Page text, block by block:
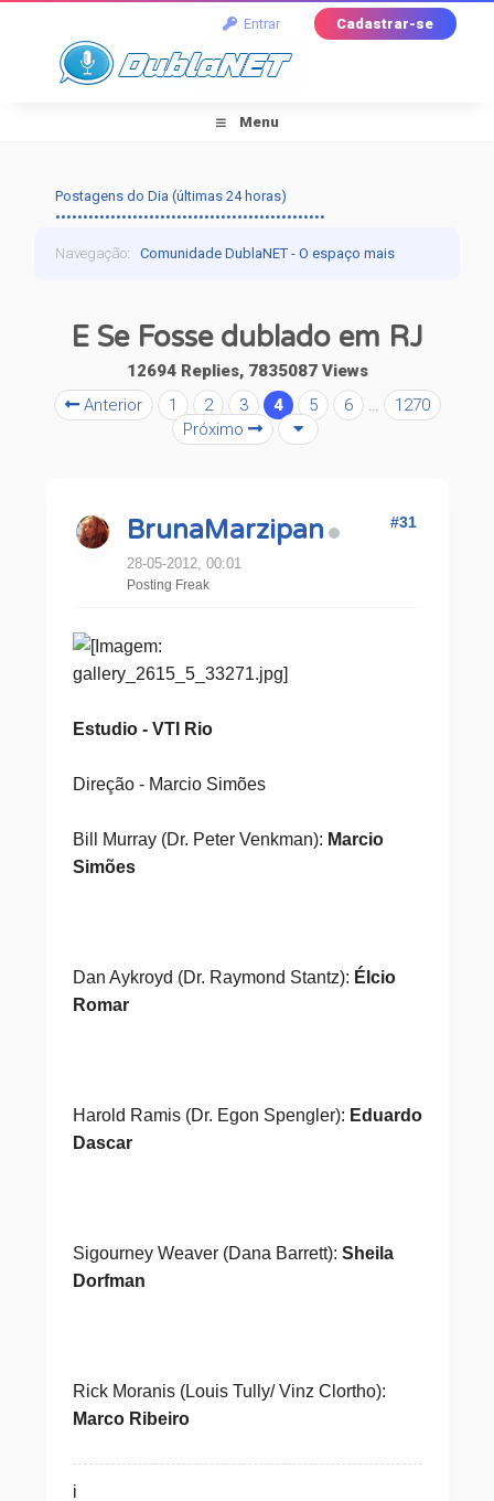
Entrar Cadastrar-se
Menu
Postagens do Dia (últimas 24 horas)
•••••••••••••••••••••••••••••••••••••••••••••••••
Navegação:Comunidade DublaNET - O espaço mais
E Se Fosse dublado em RJ
12694 Replies, 7835087 Views
Anterior
1 2 3 4 5 6 …
1270
Próximo
BrunaMarzipan
28-05-2012, 00:01
Posting Freak
#31
Estudio - VTI Rio
Direção - Marcio Simões
Bill Murray (Dr. Peter Venkman): Marcio
Simões
Dan Aykroyd (Dr. Raymond Stantz): Élcio
Romar
Harold Ramis (Dr. Egon Spengler): Eduardo
Dascar
Sigourney Weaver (Dana Barrett): Sheila
Dorfman
Rick Moranis (Louis Tully/ Vinz Clortho):
Marco Ribeiro
i